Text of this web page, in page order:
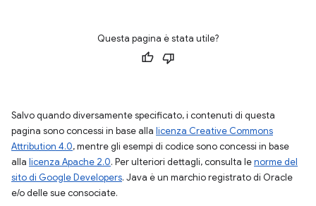
Questa pagina è stata utile?
Salvo quando diversamente specificato, i contenuti di questa
pagina sono concessi in base alla licenza Creative Commons
Attribution 4.0, mentre gli esempi di codice sono concessi in base
alla licenza Apache 2.0. Per ulteriori dettagli, consulta lenorme del
sito di Google Developers. Java è un marchio registrato di Oracle
e/o delle sue consociate.